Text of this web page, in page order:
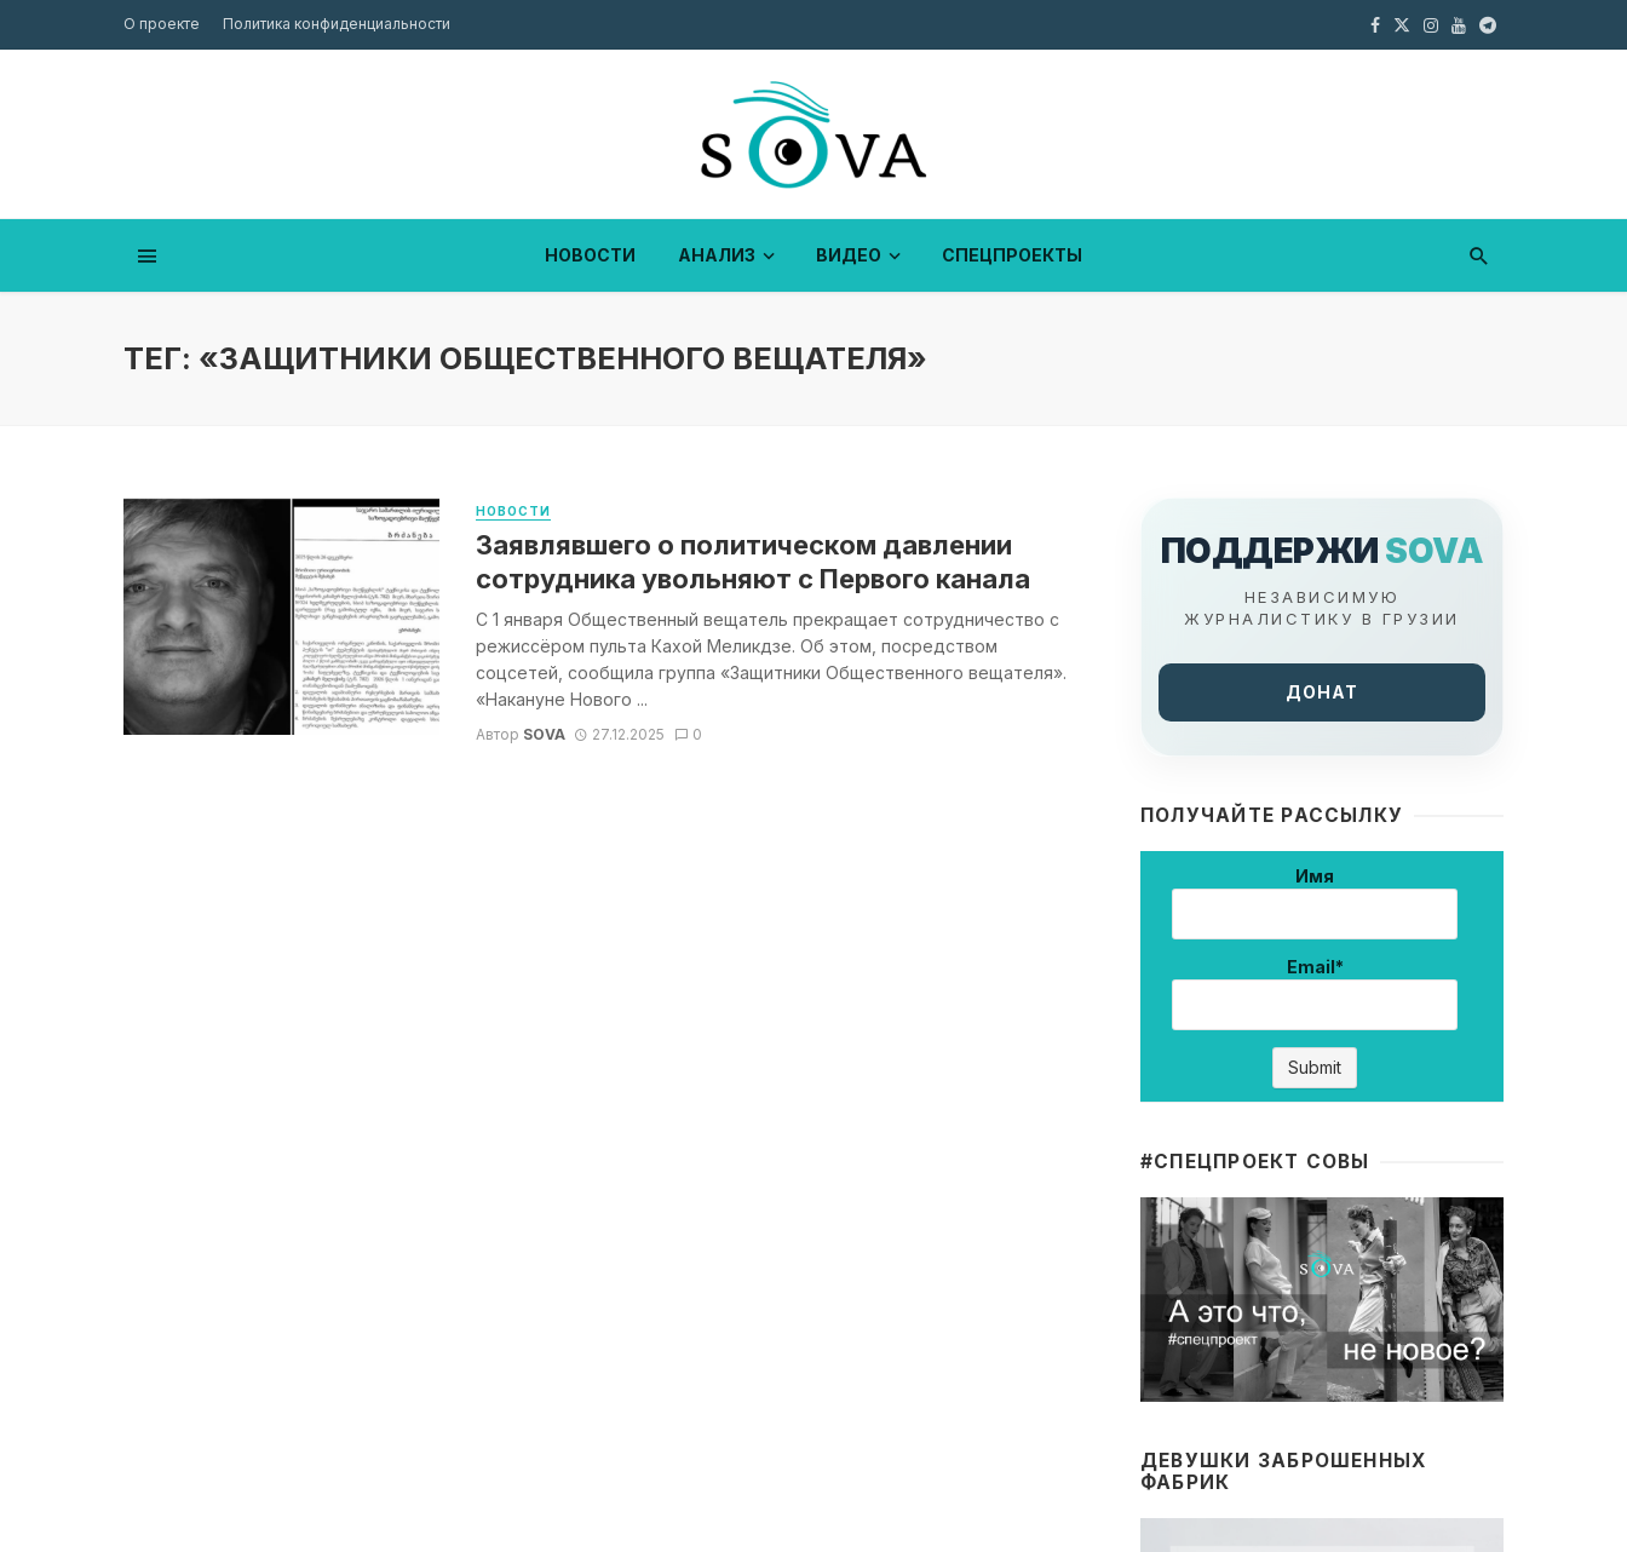
О проекте Политика конфиденциальности
НОВОСТИ АНАЛИЗ ВИДЕО СПЕЦПРОЕКТЫ
ТЕГ: «ЗАЩИТНИКИ ОБЩЕСТВЕННОГО ВЕЩАТЕЛЯ»
НОВОСТИ
Заявлявшего о политическом давлении
сотрудника увольняют с Первого канала
С 1 января Общественный вещатель прекращает сотрудничество с
режиссёром пульта Кахой Меликдзе. Об этом, посредством
соцсетей, сообщила группа «Защитники Общественного вещателя».
«Накануне Нового ...
Автор SOVA 27.12.2025 0
ПОДДЕРЖИ SOVA
НЕЗАВИСИМУЮ
ЖУРНАЛИСТИКУ В ГРУЗИИ
ДОНАТ
ПОЛУЧАЙТЕ РАССЫЛКУ
Имя
Email*
#CПЕЦПРОЕКТ СОВЫ
ДЕВУШКИ ЗАБРОШЕННЫХ
ФАБРИК